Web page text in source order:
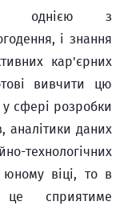
однією з
і знання
кар'єрних
вивчити цю
сфері розробки
аналітики даних
технологічних
віці, то в
це сприятиме